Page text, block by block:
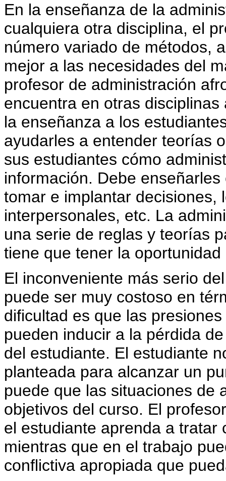
En la enseñanza de la
cualquiera otra disciplina, el
número variado de métodos,
mejor a las necesidades del
profesor de administración
encuentra en otras
la enseñanza a los
ayudarles a entender teorías
sus estudiantes cómo
información. Debe
tomar e implantar decisiones,
interpersonales, etc. La
una serie de reglas y teorías
tiene que tener la
El inconveniente más serio
puede ser muy costoso en
dificultad es que las
pueden inducir a la pérdida
del estudiante. El estudiante
planteada para alcanzar un
puede que las situaciones de
objetivos del curso. El
el estudiante aprenda a tratar
mientras que en el trabajo
conflictiva apropiada que